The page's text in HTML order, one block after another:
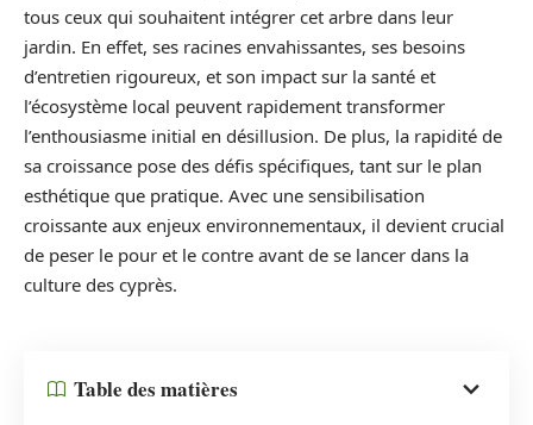
tous ceux qui souhaitent intégrer cet arbre dans leur
jardin. En effet, ses racines envahissantes, ses besoins
d’entretien rigoureux, et son impact sur la santé et
l’écosystème local peuvent rapidement transformer
l’enthousiasme initial en désillusion. De plus, la rapidité de
sa croissance pose des défis spécifiques, tant sur le plan
esthétique que pratique. Avec une sensibilisation
croissante aux enjeux environnementaux, il devient crucial
de peser le pour et le contre avant de se lancer dans la
culture des cyprès.
Table des matières